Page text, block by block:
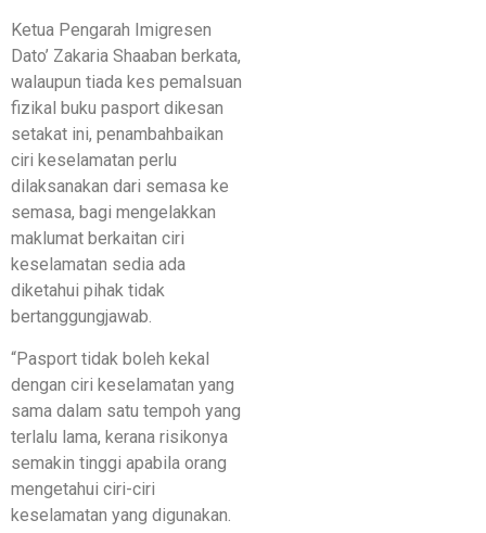
Ketua Pengarah Imigresen
Dato’ Zakaria Shaaban berkata,
walaupun tiada kes pemalsuan
fizikal buku pasport dikesan
setakat ini, penambahbaikan
ciri keselamatan perlu
dilaksanakan dari semasa ke
semasa, bagi mengelakkan
maklumat berkaitan ciri
keselamatan sedia ada
diketahui pihak tidak
bertanggungjawab.
“Pasport tidak boleh kekal
dengan ciri keselamatan yang
sama dalam satu tempoh yang
terlalu lama, kerana risikonya
semakin tinggi apabila orang
mengetahui ciri-ciri
keselamatan yang digunakan.